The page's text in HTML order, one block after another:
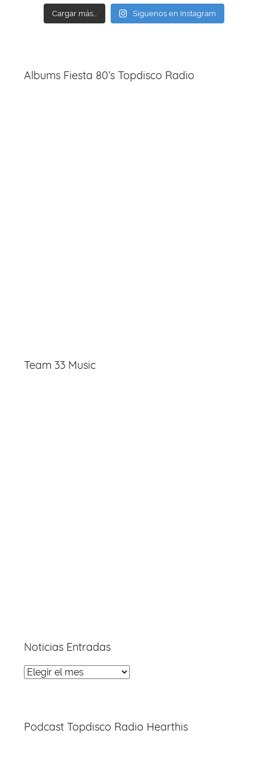
Cargar más... Síguenos en Instagram
Albums Fiesta 80’s Topdisco Radio
Team 33 Music
Noticias Entradas
Noticias
Podcast Topdisco Radio Hearthis